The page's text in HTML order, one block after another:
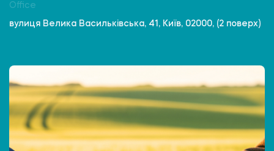
Office
вулиця Велика Васильківська, 41, Київ, 02000, (2 поверх)